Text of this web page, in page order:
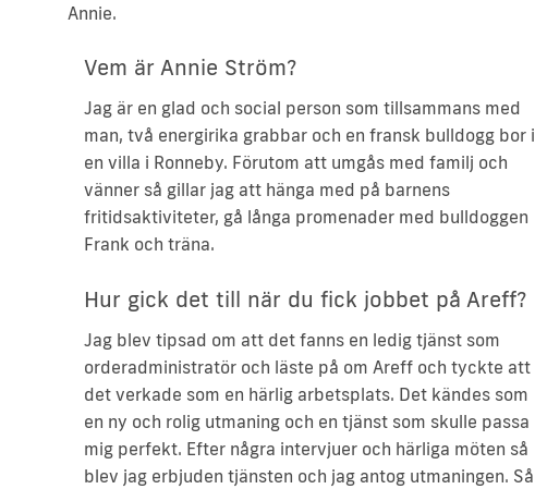
Annie.
Vem är Annie Ström?
Jag är en glad och social person som tillsammans med
man, två energirika grabbar och en fransk bulldogg bor i
en villa i Ronneby. Förutom att umgås med familj och
vänner så gillar jag att hänga med på barnens
fritidsaktiviteter, gå långa promenader med bulldoggen
Frank och träna.
Hur gick det till när du fick jobbet på Areff?
Jag blev tipsad om att det fanns en ledig tjänst som
orderadministratör och läste på om Areff och tyckte att
det verkade som en härlig arbetsplats. Det kändes som
en ny och rolig utmaning och en tjänst som skulle passa
mig perfekt. Efter några intervjuer och härliga möten så
blev jag erbjuden tjänsten och jag antog utmaningen. Så